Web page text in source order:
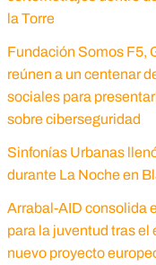
la Torre
Fundación Somos F5,
reúnen a un centenar
sociales para
sobre ciberseguridad
Sinfonías Urbanas
durante La Noche en
Arrabal-AID consolida
para la juventud tras el
nuevo proyecto